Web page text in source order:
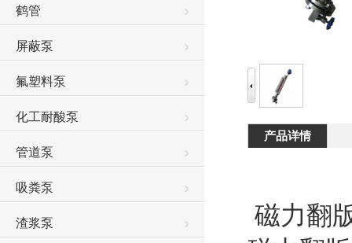
鹤管
屏蔽泵
氟塑料泵
化工耐酸泵
管道泵
吸粪泵
渣浆泵
产品详情
磁力翻